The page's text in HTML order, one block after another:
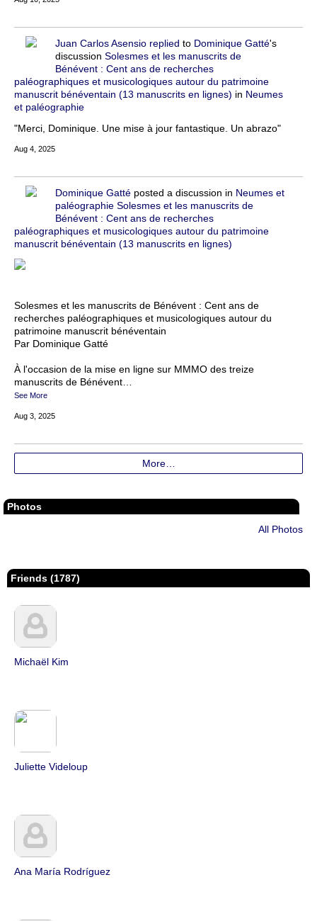
Juan Carlos Asensio replied to Dominique Gatté's
discussion Solesmes et les manuscrits de
Bénévent : Cent ans de recherches
paléographiques et musicologiques autour du patrimoine
manuscrit bénéventain (13 manuscrits en lignes) in Neumes
et paléographie
"Merci, Dominique. Une mise à jour fantastique. Un abrazo"
Aug 4, 2025
Dominique Gatté posted a discussion in Neumes et
paléographie Solesmes et les manuscrits de
Bénévent : Cent ans de recherches
paléographiques et musicologiques autour du patrimoine
manuscrit bénéventain (13 manuscrits en lignes)
Solesmes et les manuscrits de Bénévent : Cent ans de
recherches paléographiques et musicologiques autour du
patrimoine manuscrit bénéventain
Par Dominique Gatté
À l'occasion de la mise en ligne sur MMMO des treize
manuscrits de Bénévent…
See More
Aug 3, 2025
More…
Photos
All Photos
Friends (1787)
Michaël Kim
Juliette Videloup
Ana María Rodríguez